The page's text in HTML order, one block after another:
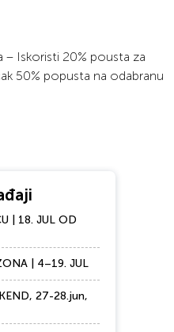
– Iskoristi 20% pousta za
50% popusta na odabranu
| 18. JUL OD
| 4–19. JUL
27-28.jun,